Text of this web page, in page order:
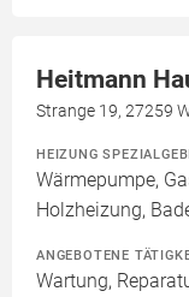
Heitmann
Strange 19, 27259
HEIZUNG
Wärmepumpe,
Holzheizung,
ANGEBOTENE
Wartung,